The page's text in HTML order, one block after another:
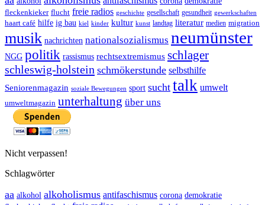
fleckenkieker flucht freie radios geschichte gesellschaft gesundheit gewerkschaften
haart café hilfe ig bau kiel kinder kultur kunst landtag literatur medien migration
musik nachrichten nationalsozialismus neumünster
NGG politik rassismus rechtsextremismus schlager
schleswig-holstein schmökerstunde selbsthilfe
Seniorenmagazin soziale Bewegungen sport sucht talk umwelt
umweltmagazin unterhaltung über uns
Nicht verpassen!
Schlagwörter
aa alkohol alkoholismus antifaschismus corona demokratie